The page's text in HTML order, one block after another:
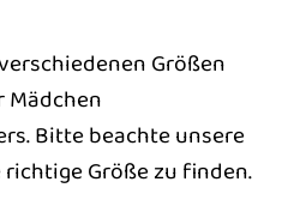
Größen
Bitte beachte unsere
Größe zu finden.